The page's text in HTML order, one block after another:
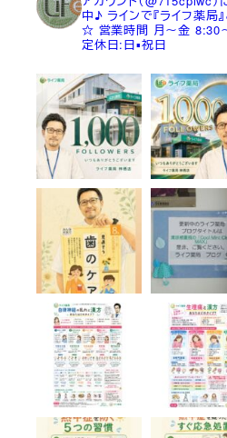
中♪ ラインで『ライフ薬局
☆ 営業時間 月～金 8:30
定休日:日▪祝日